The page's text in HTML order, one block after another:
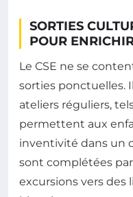
SORTIES
POUR
Le CSE ne se
sorties ponctuelles.
ateliers réguliers,
permettent aux
inventivité dans un
sont complétées
excursions vers des